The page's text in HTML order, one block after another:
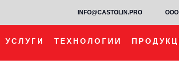
ООО
INFO@CASTOLIN.PRO
ТЕХНОЛОГИИ
УСЛУГИ